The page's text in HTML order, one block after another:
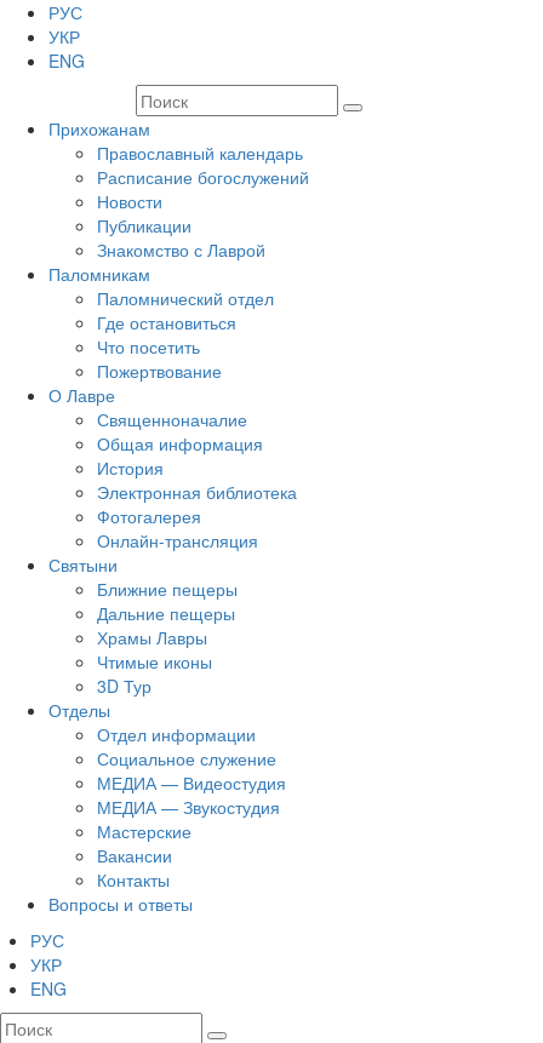
РУС
УКР
ENG
Прихожанам
Православный календарь
Расписание богослужений
Новости
Публикации
Знакомство с Лаврой
Паломникам
Паломнический отдел
Где остановиться
Что посетить
Пожертвование
О Лавре
Священноначалие
Общая информация
История
Электронная библиотека
Фотогалерея
Онлайн-трансляция
Святыни
Ближние пещеры
Дальние пещеры
Храмы Лавры
Чтимые иконы
3D Тур
Отделы
Отдел информации
Социальное служение
МЕДИА — Видеостудия
МЕДИА — Звукостудия
Мастерские
Вакансии
Контакты
Вопросы и ответы
РУС
УКР
ENG